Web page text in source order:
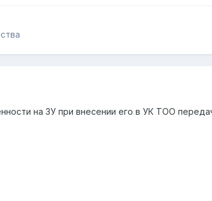
на ЗУ при внесении его в УК ТОО